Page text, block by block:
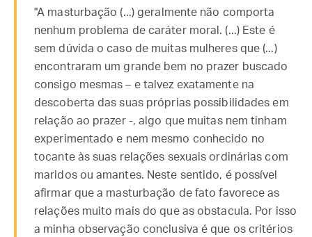
"A masturbação (...) geralmente não comporta
nenhum problema de caráter moral. (...) Este é
sem dúvida o caso de muitas mulheres que (...)
encontraram um grande bem no prazer buscado
consigo mesmas – e talvez exatamente na
descoberta das suas próprias possibilidades em
relação ao prazer -, algo que muitas nem tinham
experimentado e nem mesmo conhecido no
tocante às suas relações sexuais ordinárias com
maridos ou amantes. Neste sentido, é possível
afirmar que a masturbação de fato favorece as
relações muito mais do que as obstacula. Por isso
a minha observação conclusiva é que os critérios